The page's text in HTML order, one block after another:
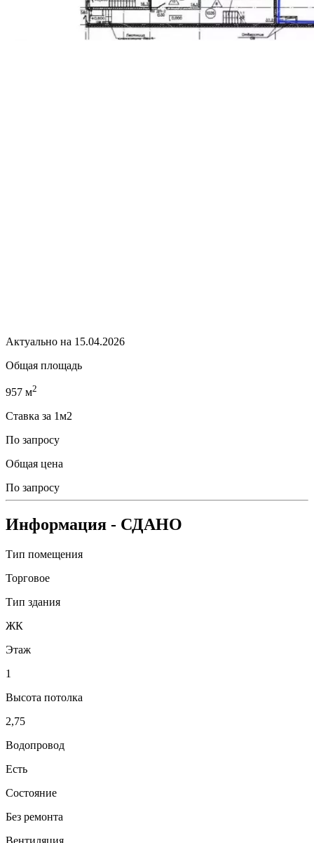
Актуально на 15.04.2026
Общая площадь
957 м2
Ставка за 1м2
По запросу
Общая цена
По запросу
Информация - СДАНО
Тип помещения
Торговое
Тип здания
ЖК
Этаж
1
Высота потолка
2,75
Водопровод
Есть
Состояние
Без ремонта
Вентиляция